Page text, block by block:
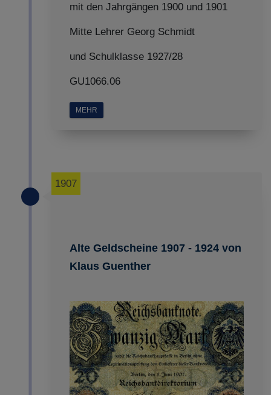
mit den Jahrgängen 1900 und 1901
Mitte Lehrer Georg Schmidt
und Schulklasse 1927/28
GU1066.06
MEHR
Alte Geldscheine 1907 - 1924 von
Klaus Guenther
1907